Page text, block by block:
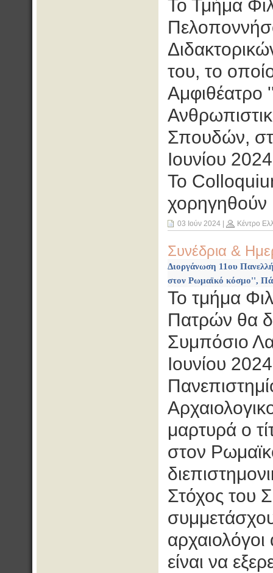
Το Τμήμα
του, το
Αμφιθέατρο
Σπουδών,
Ιουνίου
Το
χορηγηθούν
03 Ιούν 2024 Κέντρο
Συνέδρια &
Διοργάνωση 11ου
στον Ρωμαϊκό κόσμο'',
Το τμήμα
Πατρών θα
Συμπόσιο
Ιουνίου
μαρτυρά ο
στον
Στόχος του
είναι να